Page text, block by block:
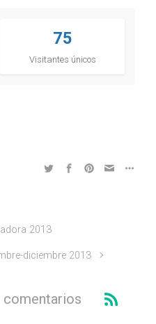
75
Visitantes únicos
2013
diciembre 2013
comentarios